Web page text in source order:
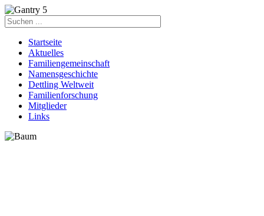
Startseite
Aktuelles
Familiengemeinschaft
Namensgeschichte
Dettling Weltweit
Familienforschung
Mitglieder
Links